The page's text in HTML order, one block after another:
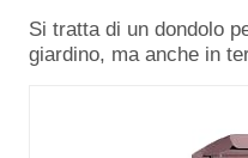
Si tratta di un dondolo
giardino, ma anche in